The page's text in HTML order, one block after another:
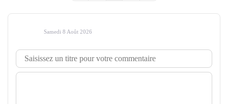
Samedi 8 Août 2026